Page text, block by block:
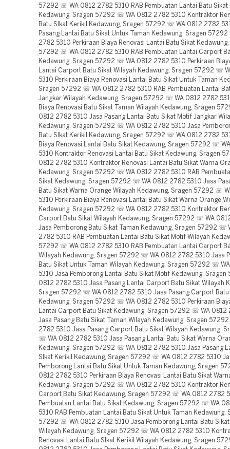
57292 ☏ WA 0812 2782 5310 RAB Pembuatan Lantai Batu Sikat
Kedawung, Sragen 57292 ☏ WA 0812 2782 5310 Kontraktor
Batu SIkat Kerikil Kedawung, Sragen 57292 ☏ WA 0812 2782
Pasang Lantai Batu Sikat Untuk Taman Kedawung, Sragen
2782 5310 Perkiraan Biaya Renovasi Lantai Batu Sikat
57292 ☏ WA 0812 2782 5310 RAB Pembuatan Lantai Carport
Kedawung, Sragen 57292 ☏ WA 0812 2782 5310 Perkiraan
Lantai Carport Batu Sikat Wilayah Kedawung, Sragen 57292 ☏
5310 Perkiraan Biaya Renovasi Lantai Batu Sikat Untuk Taman
Sragen 57292 ☏ WA 0812 2782 5310 RAB Pembuatan Lantai
Jangkar Wilayah Kedawung, Sragen 57292 ☏ WA 0812 2782
Biaya Renovasi Batu Sikat Taman Wilayah Kedawung, Sragen
0812 2782 5310 Jasa Pasang Lantai Batu Sikat Motif Jangkar
Kedawung, Sragen 57292 ☏ WA 0812 2782 5310 Jasa
Batu SIkat Kerikil Kedawung, Sragen 57292 ☏ WA 0812 2782
Biaya Renovasi Lantai Batu Sikat Kedawung, Sragen 57292 ☏
5310 Kontraktor Renovasi Lantai Batu Sikat Kedawung, Sragen
0812 2782 5310 Kontraktor Renovasi Lantai Batu Sikat Warna
Kedawung, Sragen 57292 ☏ WA 0812 2782 5310 RAB
Sikat Kedawung, Sragen 57292 ☏ WA 0812 2782 5310 Jasa
Batu Sikat Warna Orange Wilayah Kedawung, Sragen 57292 ☏
5310 Perkiraan Biaya Renovasi Lantai Batu Sikat Warna Orange
Kedawung, Sragen 57292 ☏ WA 0812 2782 5310 Kontraktor
Carport Batu Sikat Wilayah Kedawung, Sragen 57292 ☏ WA
Jasa Pemborong Batu Sikat Taman Kedawung, Sragen 57292 ☏
2782 5310 RAB Pembuatan Lantai Batu Sikat Motif Wilayah
57292 ☏ WA 0812 2782 5310 RAB Pembuatan Lantai Carport
Wilayah Kedawung, Sragen 57292 ☏ WA 0812 2782 5310 Jasa
Batu Sikat Untuk Taman Wilayah Kedawung, Sragen 57292 ☏
5310 Jasa Pemborong Lantai Batu Sikat Motif Kedawung,
0812 2782 5310 Jasa Pasang Lantai Carport Batu Sikat Wilayah
Sragen 57292 ☏ WA 0812 2782 5310 Jasa Pasang Carport Batu
Kedawung, Sragen 57292 ☏ WA 0812 2782 5310 Perkiraan
Lantai Carport Batu Sikat Kedawung, Sragen 57292 ☏ WA 0812
Jasa Pasang Batu Sikat Taman Wilayah Kedawung, Sragen
2782 5310 Jasa Pasang Carport Batu Sikat Wilayah Kedawung,
☏ WA 0812 2782 5310 Jasa Pasang Lantai Batu Sikat Warna
Kedawung, Sragen 57292 ☏ WA 0812 2782 5310 Jasa Pasang
SIkat Kerikil Kedawung, Sragen 57292 ☏ WA 0812 2782 5310
Pemborong Lantai Batu Sikat Untuk Taman Kedawung, Sragen
0812 2782 5310 Perkiraan Biaya Renovasi Lantai Batu Sikat
Kedawung, Sragen 57292 ☏ WA 0812 2782 5310 Kontraktor
Carport Batu Sikat Kedawung, Sragen 57292 ☏ WA 0812 2782
Pembuatan Lantai Batu Sikat Kedawung, Sragen 57292 ☏ WA
5310 RAB Pembuatan Lantai Batu Sikat Untuk Taman Kedawung,
57292 ☏ WA 0812 2782 5310 Jasa Pemborong Lantai Batu Sikat
Wilayah Kedawung, Sragen 57292 ☏ WA 0812 2782 5310
Renovasi Lantai Batu SIkat Kerikil Wilayah Kedawung, Sragen